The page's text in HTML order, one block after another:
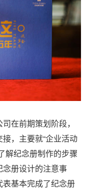
在前期策划阶段，
，主要就“企业活动
解纪念册制作的步骤
册设计的注意事
基本完成了纪念册